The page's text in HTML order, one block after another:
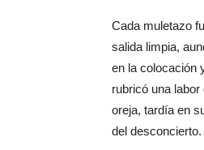
Cada muletazo
salida limpia,
en la colocación
rubricó una
oreja, tardía en
del desconcierto.